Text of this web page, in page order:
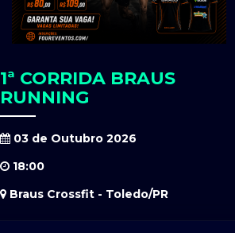
1ª CORRIDA BRAUS
RUNNING
03 de Outubro 2026
18:00
Braus Crossfit - Toledo/PR